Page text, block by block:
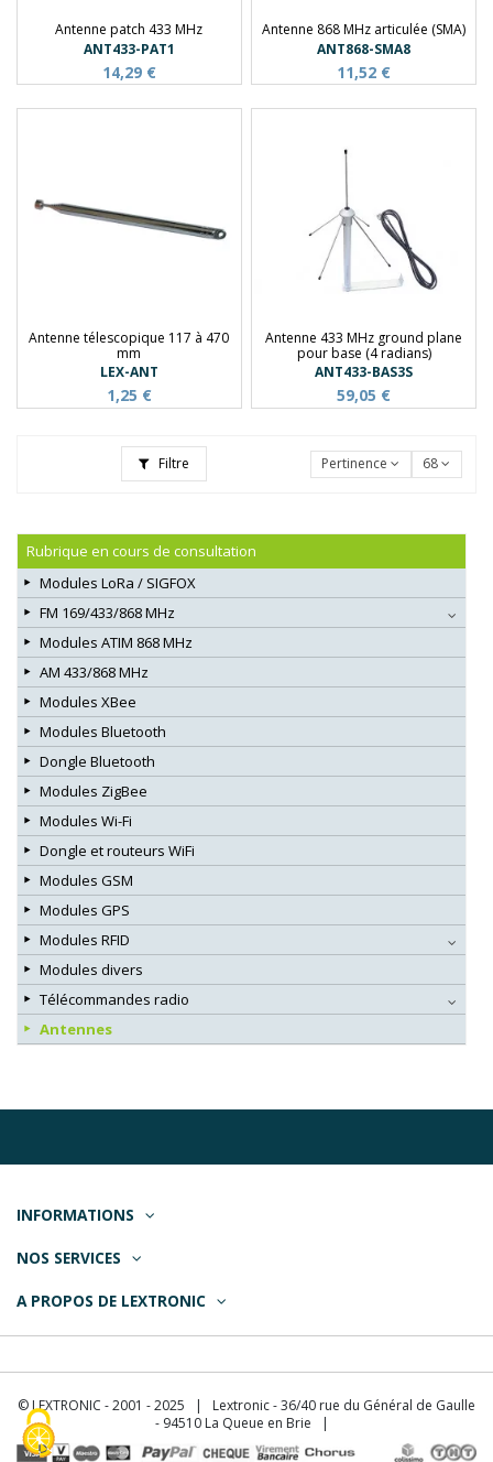
Antenne patch 433 MHz
ANT433-PAT1
14,29 €
Antenne 868 MHz articulée (SMA)
ANT868-SMA8
11,52 €
Antenne télescopique 117 à 470
mm
LEX-ANT
1,25 €
Antenne 433 MHz ground plane
pour base (4 radians)
ANT433-BAS3S
59,05 €
Filtre Pertinence 68
Rubrique en cours de consultation
Modules LoRa / SIGFOX
FM 169/433/868 MHz
Modules ATIM 868 MHz
AM 433/868 MHz
Modules XBee
Modules Bluetooth
Dongle Bluetooth
Modules ZigBee
Modules Wi-Fi
Dongle et routeurs WiFi
Modules GSM
Modules GPS
Modules RFID
Modules divers
Télécommandes radio
Antennes
INFORMATIONS
NOS SERVICES
A PROPOS DE LEXTRONIC
© LEXTRONIC - 2001 - 2025 | Lextronic - 36/40 rue du Général de Gaulle
- 94510 La Queue en Brie |